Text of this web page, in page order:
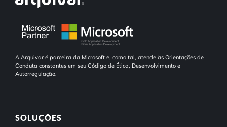
A Arquivar é parceira da Microsoft e, como tal, atende às Orientações de
Conduta constantes em seu Código de Ética, Desenvolvimento e
Autorregulação.
SOLUÇÕES